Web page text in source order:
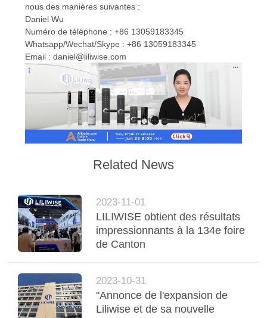
nous des manières suivantes :
Daniel Wu
Numéro de téléphone : +86 13059183345
Whatsapp/Wechat/Skype : +86 13059183345
Email : daniel@liliwise.com
Related News
2023-11-01
LILIWISE obtient des résultats
impressionnants à la 134e foire
de Canton
2023-10-31
"Annonce de l'expansion de
Liliwise et de sa nouvelle